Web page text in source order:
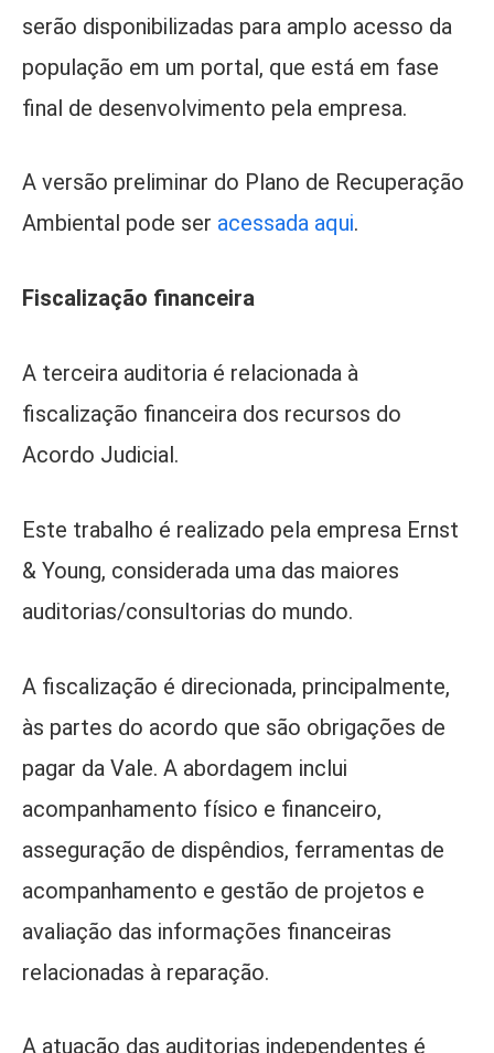
serão disponibilizadas para amplo acesso da
população em um portal, que está em fase
final de desenvolvimento pela empresa.
A versão preliminar do Plano de Recuperação
Ambiental pode ser acessada aqui.
Fiscalização financeira
A terceira auditoria é relacionada à
fiscalização financeira dos recursos do
Acordo Judicial.
Este trabalho é realizado pela empresa Ernst
& Young, considerada uma das maiores
auditorias/consultorias do mundo.
A fiscalização é direcionada, principalmente,
às partes do acordo que são obrigações de
pagar da Vale. A abordagem inclui
acompanhamento físico e financeiro,
asseguração de dispêndios, ferramentas de
acompanhamento e gestão de projetos e
avaliação das informações financeiras
relacionadas à reparação.
A atuação das auditorias independentes é